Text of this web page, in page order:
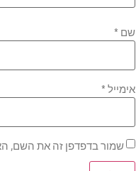
שם *
אימייל *
שמור בדפדפן זה את השם,